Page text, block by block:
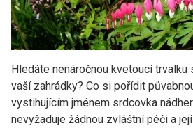
Hledáte nenáročnou kvetoucí trvalku
vaší zahrádky? Co si pořídit
vystihujícím jménem srdcovka
nevyžaduje žádnou zvláštní péči a